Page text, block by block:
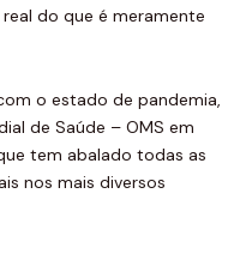
do que é meramente
o estado de pandemia,
de Saúde – OMS em
tem abalado todas as
nos mais diversos